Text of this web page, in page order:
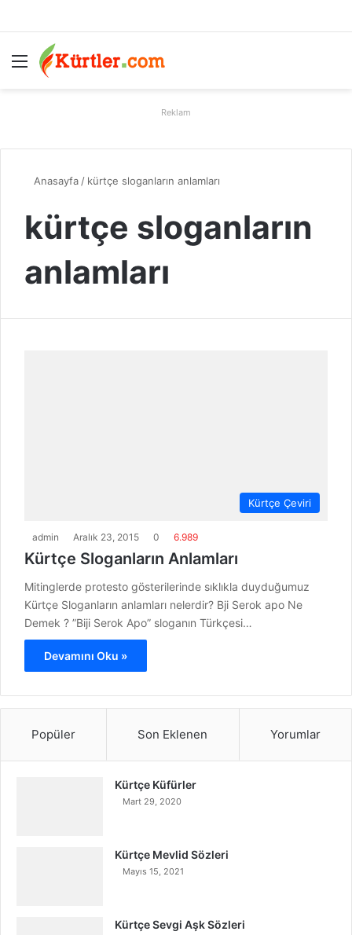
Menü
Reklam
Anasayfa / kürtçe sloganların anlamları
kürtçe sloganların
anlamları
Kürtçe Çeviri
admin Aralık 23, 2015 0 6.989
Kürtçe Sloganların Anlamları
Mitinglerde protesto gösterilerinde sıklıkla duyduğumuz
Kürtçe Sloganların anlamları nelerdir? Bji Serok apo Ne
Demek ? ”Biji Serok Apo” sloganın Türkçesi…
Devamını Oku »
Popüler Son Eklenen Yorumlar
Kürtçe Küfürler
Mart 29, 2020
Kürtçe Mevlid Sözleri
Mayıs 15, 2021
Kürtçe Sevgi Aşk Sözleri